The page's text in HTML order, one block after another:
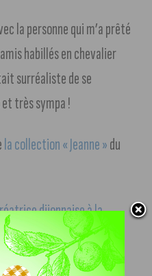
la personne qui m’a prêté
habillés en chevalier
surréaliste de se
très sympa !
la collection « Jeanne »du
dijonnaise à la